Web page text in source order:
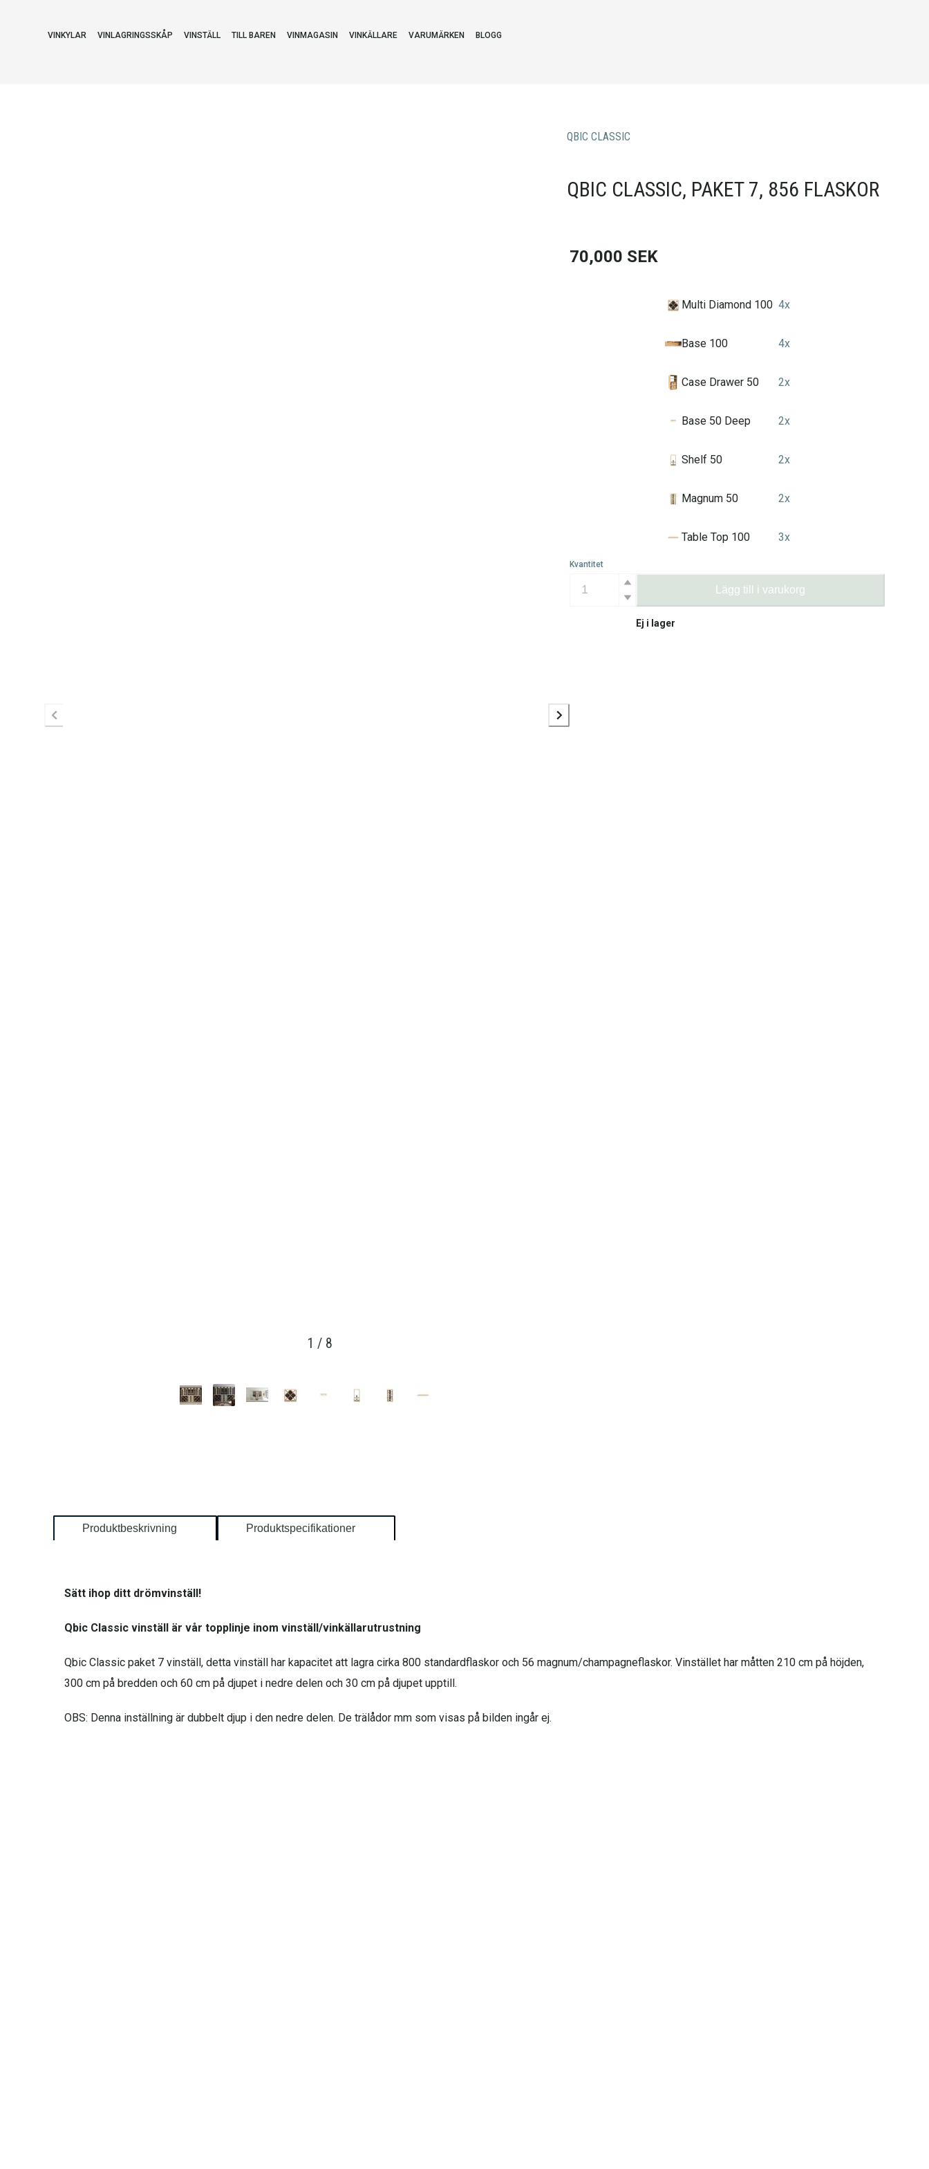
VINKYLAR VINLAGRINGSSKÅP VINSTÄLL TILL BAREN VINMAGASIN VINKÄLLARE VARUMÄRKEN BLOGG
1 / 8
QBIC CLASSIC
QBIC CLASSIC, PAKET 7, 856 FLASKOR
70,000 SEK
Multi Diamond 100 4x
Base 100 4x
Case Drawer 50 2x
Base 50 Deep 2x
Shelf 50 2x
Magnum 50 2x
Table Top 100 3x
Kvantitet
Lägg till i varukorg
Ej i lager
Produktbeskrivning Produktspecifikationer
Sätt ihop ditt drömvinställ!
Qbic Classic vinställ är vår topplinje inom vinställ/vinkällarutrustning
Qbic Classic paket 7 vinställ, detta vinställ har kapacitet att lagra cirka 800 standardflaskor och 56 magnum/champagneflaskor. Vinstället har måtten 210 cm på höjden,
300 cm på bredden och 60 cm på djupet i nedre delen och 30 cm på djupet upptill.
OBS: Denna inställning är dubbelt djup i den nedre delen. De trälådor mm som visas på bilden ingår ej.